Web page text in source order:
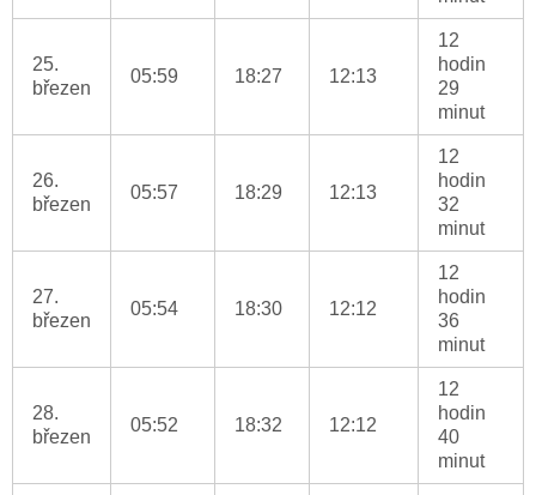
25.
březen
05:59 18:27 12:13
12
hodin
29
minut
26.
březen
05:57 18:29 12:13
12
hodin
32
minut
27.
březen
05:54 18:30 12:12
12
hodin
36
minut
28.
březen
05:52 18:32 12:12
12
hodin
40
minut